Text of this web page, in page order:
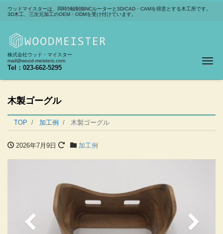
ウッドマイスターは、同時5軸制御NCルーターと3D/CAD・CAMを得意とする木工所です。
3D木工、三次元加工のOEM・ODMを受け付けています。
株式会社ウッド・マイスター
mail@wood-meisters.com
Tel：023-662-5295
木製ゴーグル
TOP 加工例 木製ゴーグル
2026年7月9日 加工例